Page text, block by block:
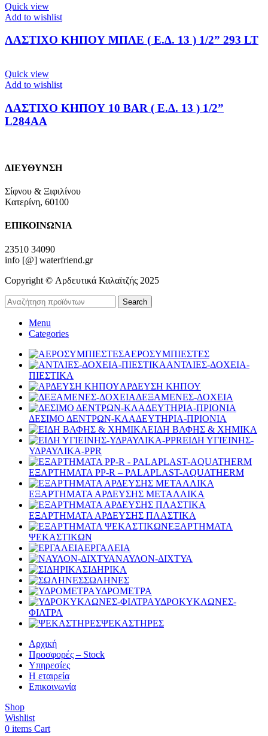
Quick view
Add to wishlist
ΛΑΣΤΙΧΟ ΚΗΠΟΥ ΜΠΛΕ ( Ε.Δ. 13 ) 1/2” 293 LT
Quick view
Add to wishlist
ΛΑΣΤΙΧΟ ΚΗΠΟΥ 10 BAR ( Ε.Δ. 13 ) 1/2”
L284AA
ΔΙΕΥΘΥΝΣΗ
Σίφνου & Ξιφιλίνου
Κατερίνη, 60100
ΕΠΙΚΟΙΝΩΝΙΑ
23510 34090
info [@] waterfriend.gr
Copyright © Αρδευτικά Καλαϊτζής 2025
Search
Menu
Categories
ΑΕΡΟΣΥΜΠΙΕΣΤΕΣ
ΑΝΤΛΙΕΣ-ΔΟΧΕΙΑ-
ΠΙΕΣΤΙΚΑ
ΑΡΔΕΥΣΗ ΚΗΠΟΥ
ΔΕΞΑΜΕΝΕΣ-ΔΟΧΕΙΑ
ΔΕΣΙΜΟ ΔΕΝΤΡΩΝ-ΚΛΑΔΕΥΤΗΡΙΑ-ΠΡΙΟΝΙΑ
ΕΙΔΗ ΒΑΦΗΣ & ΧΗΜΙΚΑ
ΕΙΔΗ ΥΓΙΕΙΝΗΣ-
ΥΔΡΑΥΛΙΚΑ-PPR
ΕΞΑΡΤΗΜΑΤΑ PP-R – PALAPLAST-AQUATHERM
ΕΞΑΡΤΗΜΑΤΑ ΑΡΔΕΥΣΗΣ ΜΕΤΑΛΛΙΚΑ
ΕΞΑΡΤΗΜΑΤΑ ΑΡΔΕΥΣΗΣ ΠΛΑΣΤΙΚΑ
ΕΞΑΡΤΗΜΑΤΑ
ΨΕΚΑΣΤΙΚΩΝ
ΕΡΓΑΛΕΙΑ
ΝΑΥΛΟΝ-ΔΙΧΤΥΑ
ΣΙΔΗΡΙΚΑ
ΣΩΛΗΝΕΣ
ΥΔΡΟΜΕΤΡΑ
ΥΔΡΟΚΥΚΛΩΝΕΣ-
ΦΙΛΤΡΑ
ΨΕΚΑΣΤΗΡΕΣ
Αρχική
Προσφορές – Stock
Υπηρεσίες
Η εταιρεία
Επικοινωνία
Shop
Wishlist
0 items Cart